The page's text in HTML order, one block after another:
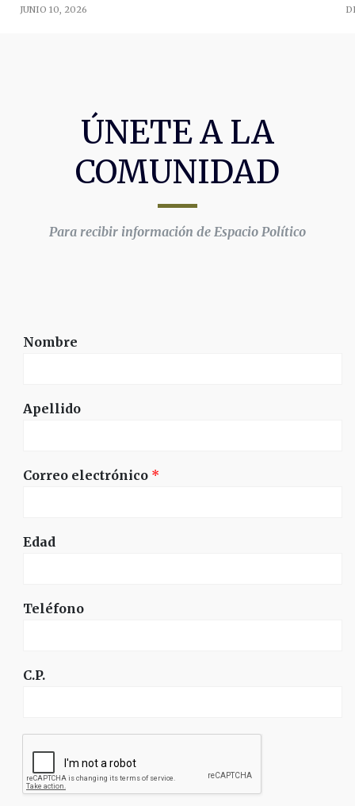
JUNIO 10, 2026
ÚNETE A LA
COMUNIDAD
Para recibir información de Espacio Político
Nombre
Apellido
Correo electrónico *
Edad
Teléfono
C.P.